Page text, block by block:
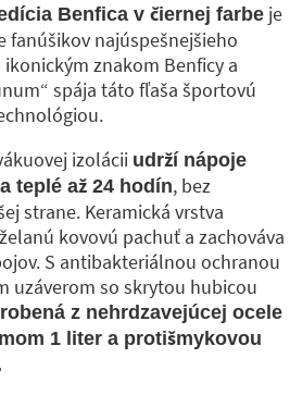
Benfica v čiernej farbe je
najúspešnejšieho
znakom Benficy a
spája táto fľaša športovú
izolácii udrží nápoje
teplé až 24 hodín, bez
strane. Keramická vrstva
kovovú pachuť a zachováva
S antibakteriálnou ochranou
uzáverom so skrytou hubicou
z nehrdzavejúcej ocele
1 liter a protišmykovou